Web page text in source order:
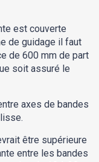
est couverte
de guidage il faut
de 600 mm de part
soit assuré le
axes de bandes
être supérieure
entre les bandes